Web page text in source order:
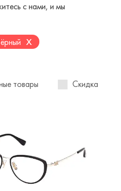
с нами, и мы
x
товары Скидка